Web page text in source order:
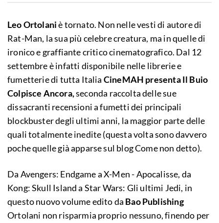
Leo Ortolaniè tornato. Non nelle vesti di autore di
Rat-Man, la sua più celebre creatura, ma in quelle di
ironico e graffiante critico cinematografico. Dal 12
settembre è infatti disponibile nelle librerie e
fumetterie di tutta Italia CineMAH presenta Il Buio
Colpisce Ancora,seconda raccolta delle sue
dissacranti recensioni a fumetti dei principali
blockbuster degli ultimi anni, la maggior parte delle
quali totalmente inedite (questa volta sono davvero
poche quelle già apparse sul blog Come non detto).
Da Avengers: Endgame a X-Men - Apocalisse, da
Kong: Skull Island a Star Wars: Gli ultimi Jedi, in
questo nuovo volume edito da Bao Publishing
Ortolani non risparmia proprio nessuno, finendo per